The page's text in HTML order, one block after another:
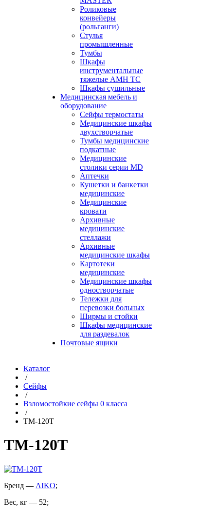
Роликовые
конвейеры
(рольганги)
Стулья
промышленные
Тумбы
Шкафы
инструментальные
тяжелые АМН ТС
Шкафы сушильные
Медицинская мебель и
оборудование
Сейфы термостаты
Медицинские шкафы
двухстворчатые
Тумбы медицинские
подкатные
Медицинские
столики серии MD
Аптечки
Кушетки и банкетки
медицинские
Медицинские
кровати
Архивные
медицинские
стеллажи
Архивные
медицинские шкафы
Картотеки
медицинские
Медицинские шкафы
одностворчатые
Тележки для
перевозки больных
Ширмы и стойки
Шкафы медицинские
для раздевалок
Почтовые ящики
Каталог
/
Сейфы
/
Взломостойкие сейфы 0 класса
/
TM-120Т
TM-120Т
Бренд — AIKO;
Вес, кг — 52;